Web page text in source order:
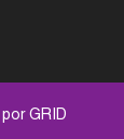
porGRID